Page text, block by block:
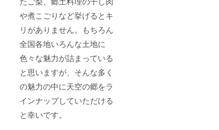
や煮こごりなど挙げるとキ
リがありません。もちろん
全国各地いろんな土地に
色々な魅力が詰まっている
と思いますが、そんな多く
の魅力の中に天空の郷をラ
インナップしていただける
と幸いです。